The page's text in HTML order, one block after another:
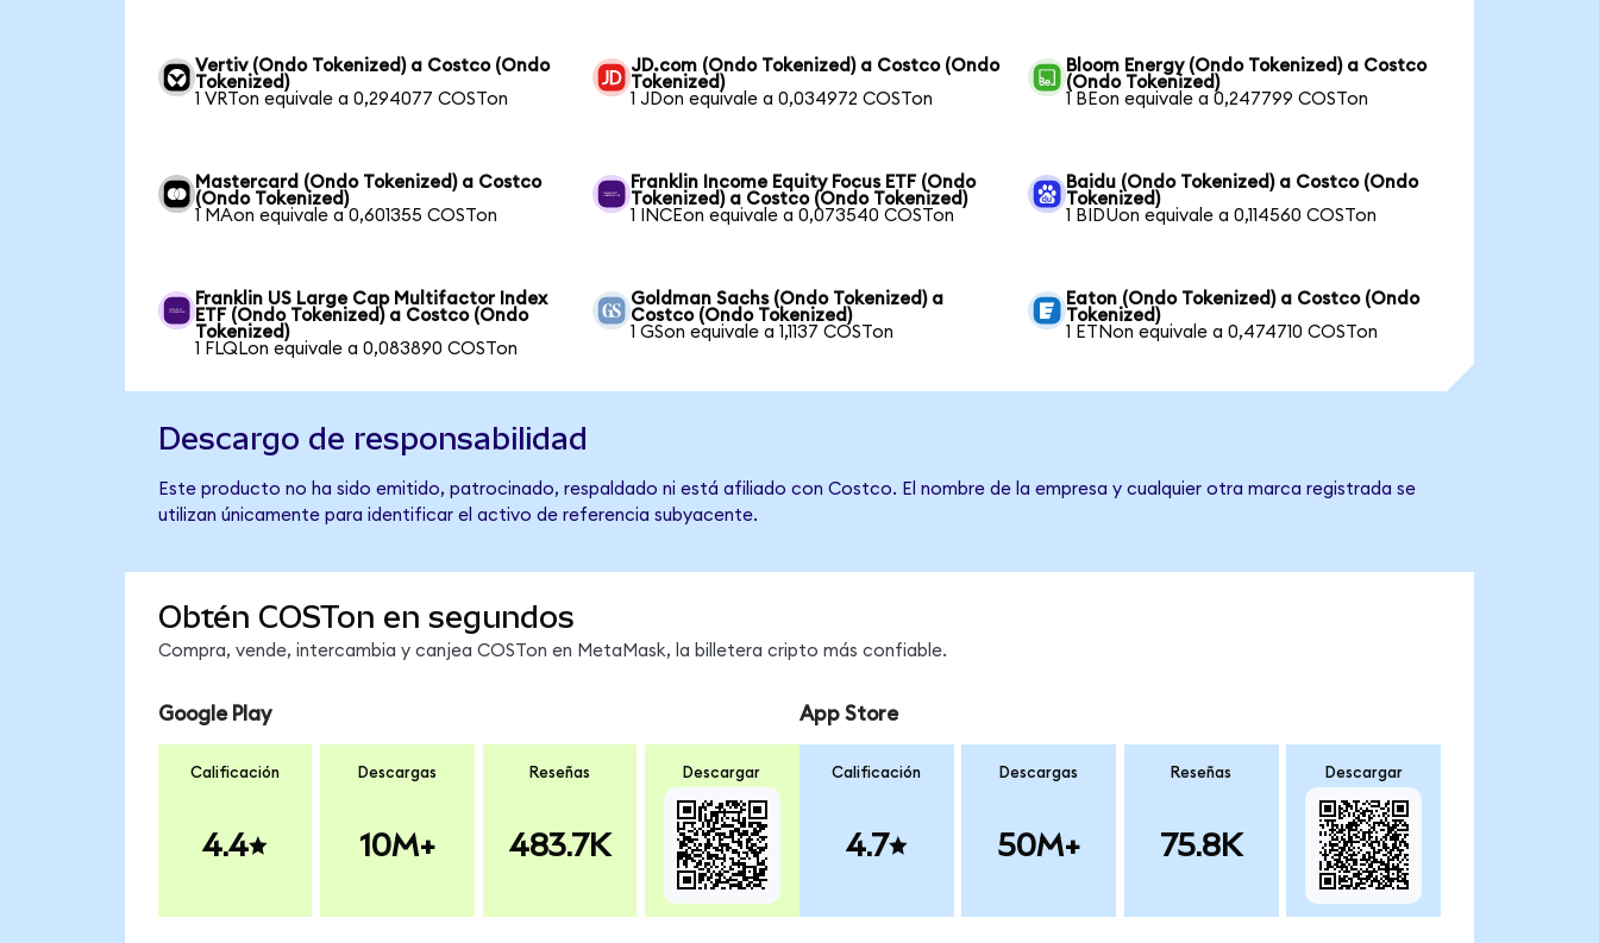
Vertiv (Ondo Tokenized) a Costco (Ondo
Tokenized)
1 VRTon equivale a 0,294077 COSTon
JD.com (Ondo Tokenized) a Costco (Ondo
Tokenized)
1 JDon equivale a 0,034972 COSTon
Bloom Energy (Ondo Tokenized) a Costco
(Ondo Tokenized)
1 BEon equivale a 0,247799 COSTon
Mastercard (Ondo Tokenized) a Costco
(Ondo Tokenized)
1 MAon equivale a 0,601355 COSTon
Franklin Income Equity Focus ETF (Ondo
Tokenized) a Costco (Ondo Tokenized)
1 INCEon equivale a 0,073540 COSTon
Baidu (Ondo Tokenized) a Costco (Ondo
Tokenized)
1 BIDUon equivale a 0,114560 COSTon
Franklin US Large Cap Multifactor Index
ETF (Ondo Tokenized) a Costco (Ondo
Tokenized)
1 FLQLon equivale a 0,083890 COSTon
Goldman Sachs (Ondo Tokenized) a
Costco (Ondo Tokenized)
1 GSon equivale a 1,1137 COSTon
Eaton (Ondo Tokenized) a Costco (Ondo
Tokenized)
1 ETNon equivale a 0,474710 COSTon
Descargo de responsabilidad
Este producto no ha sido emitido, patrocinado, respaldado ni está afiliado con Costco. El nombre de la empresa y cualquier otra marca registrada se
utilizan únicamente para identificar el activo de referencia subyacente.
Obtén COSTon en segundos
Compra, vende, intercambia y canjea COSTon en MetaMask, la billetera cripto más confiable.
Google Play
Calificación
4.4
Descargas
10M+
Reseñas
483.7K
Descargar
App Store
Calificación
4.7
Descargas
50M+
Reseñas
75.8K
Descargar